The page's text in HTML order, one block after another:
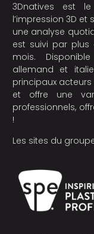
3Dnatives est
l’impression 3D
une analyse
est suivi par plus
mois.
allemand et
principaux
et offre une
professionnels,
!
Les sites du